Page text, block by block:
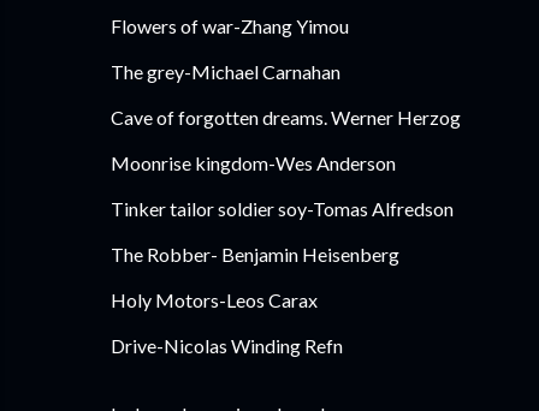
Flowers of war-Zhang Yimou
The grey-Michael Carnahan
Cave of forgotten dreams. Werner Herzog
Moonrise kingdom-Wes Anderson
Tinker tailor soldier soy-Tomas Alfredson
The Robber- Benjamin Heisenberg
Holy Motors-Leos Carax
Drive-Nicolas Winding Refn